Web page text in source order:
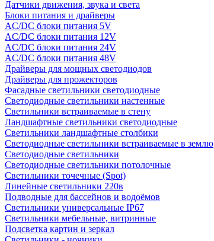
Датчики движения, звука и света
Блоки питания и драйверы
AC/DC блоки питания 5V
AC/DC блоки питания 12V
AC/DC блоки питания 24V
AC/DC блоки питания 48V
Драйверы для мощных светодиодов
Драйверы для прожекторов
Фасадные светильники светодиодные
Светодиодные светильники настенные
Светильники встраиваемые в стену
Ландшафтные светильники светодиодные
Светильники ландшафтные столбики
Светодиодные светильники встраиваемые в землю
Светодиодные светильники
Светодиодные светильники потолочные
Светильники точечные (Spot)
Линейные светильники 220в
Подводные для бассейнов и водоёмов
Светильники универсальные IP67
Светильники мебельные, витринные
Подсветка картин и зеркал